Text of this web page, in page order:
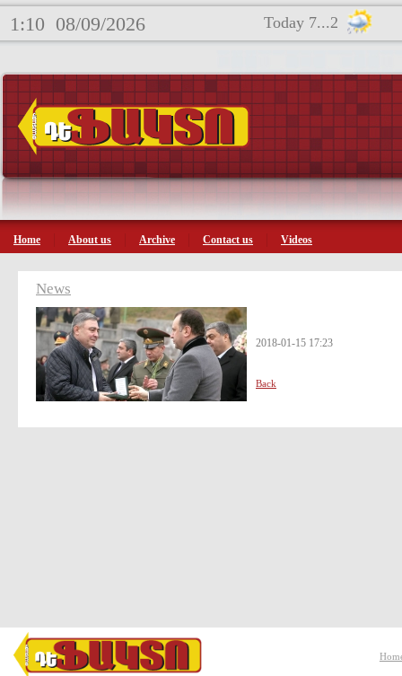
1:10 08/09/2026 Today 7...2
Home About us Archive Contact us Videos
News
2018-01-15 17:23
Back